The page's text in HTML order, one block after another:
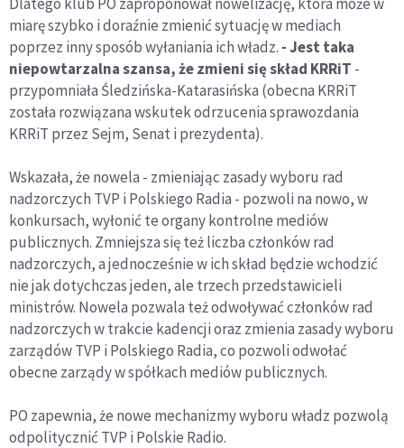
miarę szybko i doraźnie zmienić sytuację w mediach
poprzez inny sposób wyłaniania ich władz. - Jest taka
niepowtarzalna szansa, że zmieni się skład KRRiT -
przypomniała Śledzińska-Katarasińska (obecna KRRiT
została rozwiązana wskutek odrzucenia sprawozdania
KRRiT przez Sejm, Senat i prezydenta).
Wskazała, że nowela - zmieniając zasady wyboru rad
nadzorczych TVP i Polskiego Radia - pozwoli na nowo, w
konkursach, wyłonić te organy kontrolne mediów
publicznych. Zmniejsza się też liczba członków rad
nadzorczych, a jednocześnie w ich skład będzie wchodzić
nie jak dotychczas jeden, ale trzech przedstawicieli
ministrów. Nowela pozwala też odwoływać członków rad
nadzorczych w trakcie kadencji oraz zmienia zasady wyboru
zarządów TVP i Polskiego Radia, co pozwoli odwołać
obecne zarządy w spółkach mediów publicznych.
PO zapewnia, że nowe mechanizmy wyboru władz pozwolą
odpolitycznić TVP i Polskie Radio.